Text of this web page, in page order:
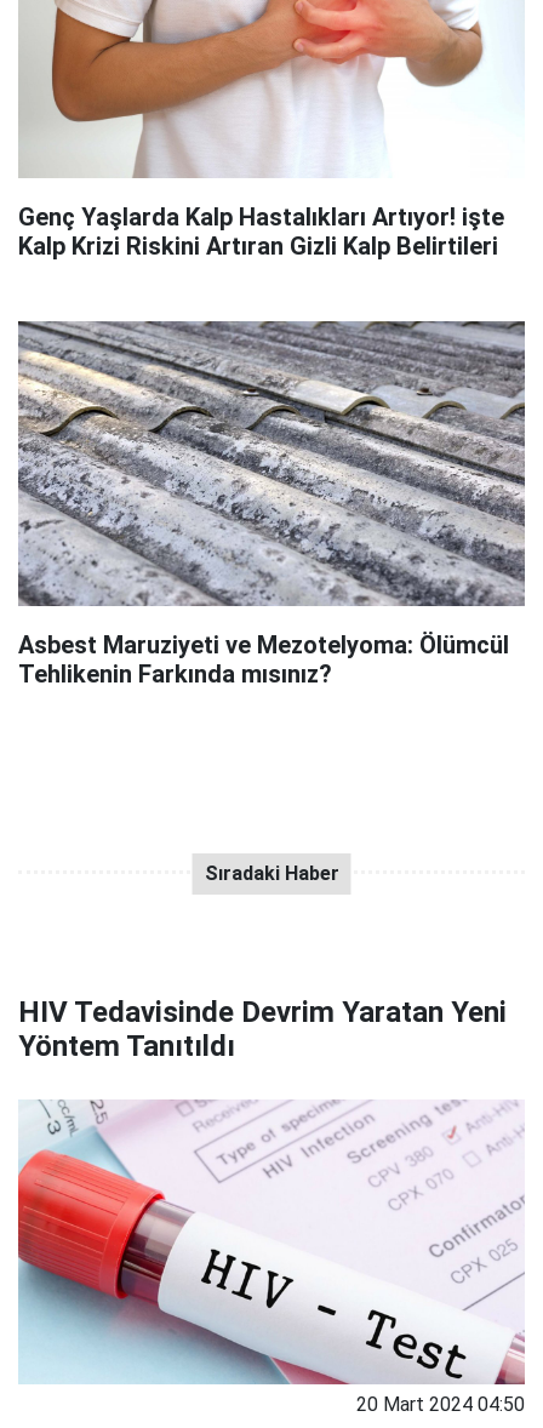
Genç Yaşlarda Kalp Hastalıkları Artıyor! işte
Kalp Krizi Riskini Artıran Gizli Kalp Belirtileri
Asbest Maruziyeti ve Mezotelyoma: Ölümcül
Tehlikenin Farkında mısınız?
HIV Tedavisinde Devrim Yaratan Yeni
Yöntem Tanıtıldı
20 Mart 2024 04:50